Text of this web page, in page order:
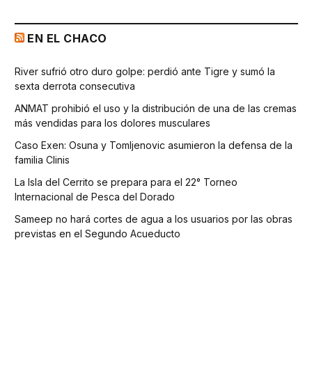
EN EL CHACO
River sufrió otro duro golpe: perdió ante Tigre y sumó la
sexta derrota consecutiva
ANMAT prohibió el uso y la distribución de una de las cremas
más vendidas para los dolores musculares
Caso Exen: Osuna y Tomljenovic asumieron la defensa de la
familia Clinis
La Isla del Cerrito se prepara para el 22° Torneo
Internacional de Pesca del Dorado
Sameep no hará cortes de agua a los usuarios por las obras
previstas en el Segundo Acueducto